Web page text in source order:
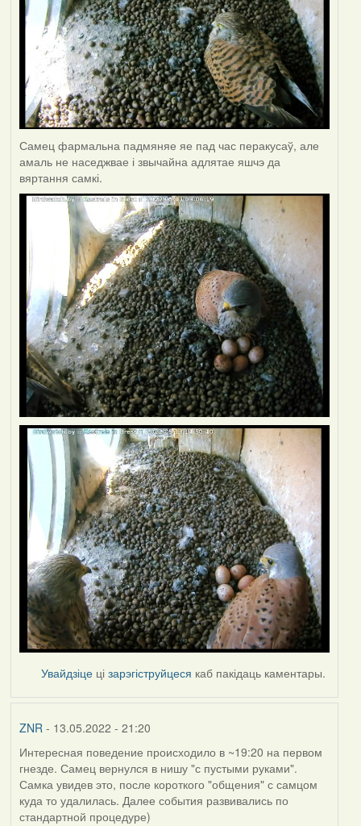
Самец фармальна падмяняе яе пад час перакусаў, але
амаль не наседжвае і звычайна адлятае яшчэ да
вяртання самкі.
Увайдзіце цізарэгіструйцеся каб пакідаць каментары.
ZNR- 13.05.2022 - 21:20
Интересная поведение происходило в ~19:20 на первом
гнезде. Самец вернулся в нишу "с пустыми руками".
Самка увидев это, после короткого "общения" с самцом
куда то удалилась. Далее события развивались по
стандартной процедуре)